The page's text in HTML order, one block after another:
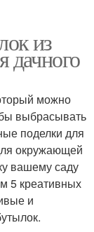
из
дачного
можно
выбрасывать
поделки для
окружающей
вашему саду
5 креативных
и